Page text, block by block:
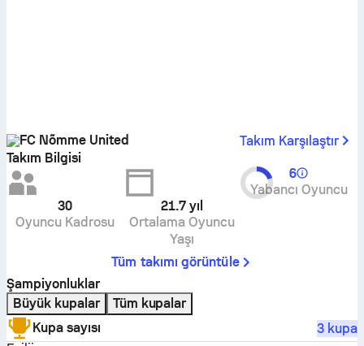
FC Nõmme United
Takım Karşılaştır
Takım Bilgisi
30
Oyuncu Kadrosu
21.7 yıl
Ortalama Oyuncu
Yaşı
6
Yabancı Oyuncu
Tüm takımı görüntüle
Şampiyonluklar
Büyük kupalar
Tüm kupalar
Kupa sayısı
3 kupa